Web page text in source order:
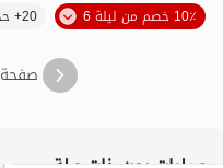
10٪ خصم من ليلة 6
20+ حجز ناجح
صفحة